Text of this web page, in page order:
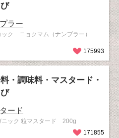
ラー
ック ニョクマム（ナンプラー）
175993
・調味料・マスタード・
ード
ニック 粒マスタード 200g
171855